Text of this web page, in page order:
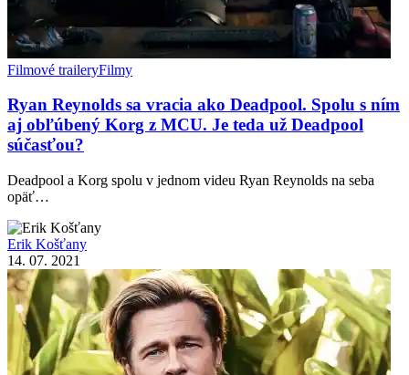
Filmové traileryFilmy
Ryan Reynolds sa vracia ako Deadpool. Spolu s ním
aj obľúbený Korg z MCU. Je teda už Deadpool
súčasťou?
Deadpool a Korg spolu v jednom videu Ryan Reynolds na seba
opäť…
Erik Košťany
14. 07. 2021